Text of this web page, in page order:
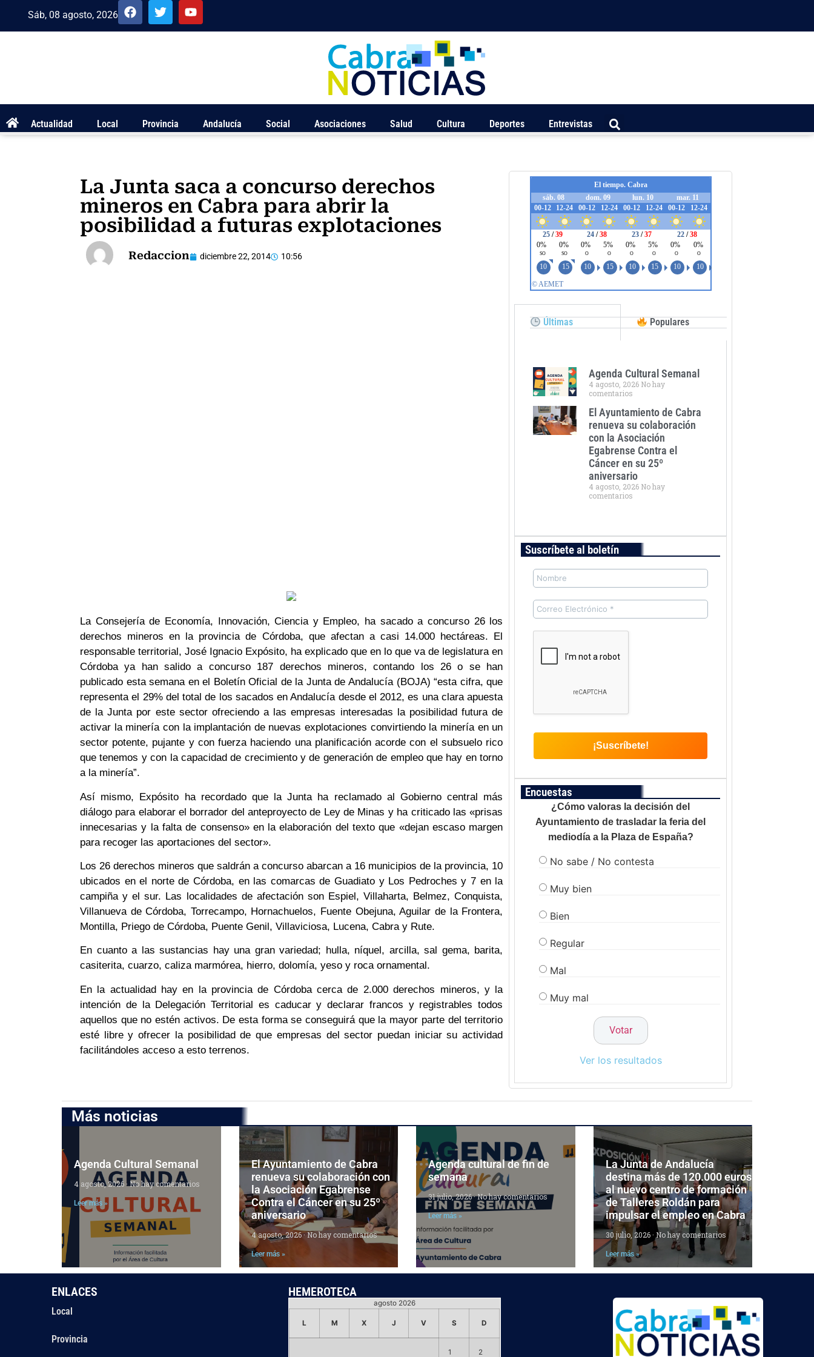
Sáb, 08 agosto, 2026
Actualidad Local Provincia Andalucía Social Asociaciones Salud Cultura Deportes Entrevistas
La Junta saca a concurso derechos
mineros en Cabra para abrir la
posibilidad a futuras explotaciones
Redaccion diciembre 22, 2014 10:56
La Consejería de Economía, Innovación, Ciencia y Empleo, ha sacado a concurso 26 los
derechos mineros en la provincia de Córdoba, que afectan a casi 14.000 hectáreas. El
responsable territorial, José Ignacio Expósito, ha explicado que en lo que va de legislatura en
Córdoba ya han salido a concurso 187 derechos mineros, contando los 26 o se han
publicado esta semana en el Boletín Oficial de la Junta de Andalucía (BOJA) “esta cifra, que
representa el 29% del total de los sacados en Andalucía desde el 2012, es una clara apuesta
de la Junta por este sector ofreciendo a las empresas interesadas la posibilidad futura de
activar la minería con la implantación de nuevas explotaciones convirtiendo la minería en un
sector potente, pujante y con fuerza haciendo una planificación acorde con el subsuelo rico
que tenemos y con la capacidad de crecimiento y de generación de empleo que hay en torno
a la minería”.
Así mismo, Expósito ha recordado que la Junta ha reclamado al Gobierno central más
diálogo para elaborar el borrador del anteproyecto de Ley de Minas y ha criticado las «prisas
innecesarias y la falta de consenso» en la elaboración del texto que «dejan escaso margen
para recoger las aportaciones del sector».
Los 26 derechos mineros que saldrán a concurso abarcan a 16 municipios de la provincia, 10
ubicados en el norte de Córdoba, en las comarcas de Guadiato y Los Pedroches y 7 en la
campiña y el sur. Las localidades de afectación son Espiel, Villaharta, Belmez, Conquista,
Villanueva de Córdoba, Torrecampo, Hornachuelos, Fuente Obejuna, Aguilar de la Frontera,
Montilla, Priego de Córdoba, Puente Genil, Villaviciosa, Lucena, Cabra y Rute.
En cuanto a las sustancias hay una gran variedad; hulla, níquel, arcilla, sal gema, barita,
casiterita, cuarzo, caliza marmórea, hierro, dolomía, yeso y roca ornamental.
En la actualidad hay en la provincia de Córdoba cerca de 2.000 derechos mineros, y la
intención de la Delegación Territorial es caducar y declarar francos y registrables todos
aquellos que no estén activos. De esta forma se conseguirá que la mayor parte del territorio
esté libre y ofrecer la posibilidad de que empresas del sector puedan iniciar su actividad
facilitándoles acceso a esto terrenos.
Últimas Populares
Agenda Cultural Semanal
4 agosto, 2026 No hay
comentarios
El Ayuntamiento de Cabra
renueva su colaboración
con la Asociación
Egabrense Contra el
Cáncer en su 25º
aniversario
4 agosto, 2026 No hay
comentarios
Suscríbete al boletín
Encuestas
¿Cómo valoras la decisión del
Ayuntamiento de trasladar la feria del
mediodía a la Plaza de España?
No sabe / No contesta
Muy bien
Bien
Regular
Mal
Muy mal
Ver los resultados
Más noticias
Agenda Cultural Semanal
4 agosto, 2026 No hay comentarios
Leer más »
El Ayuntamiento de Cabra
renueva su colaboración con
la Asociación Egabrense
Contra el Cáncer en su 25º
aniversario
4 agosto, 2026 No hay comentarios
Leer más »
Agenda cultural de fin de
semana
31 julio, 2026No hay comentarios
Leer más »
La Junta de Andalucía
destina más de 120.000 euros
al nuevo centro de formación
de Talleres Roldán para
impulsar el empleo en Cabra
30 julio, 2026 No hay comentarios
Leer más »
ENLACES
Local
Provincia
HEMEROTECA
agosto 2026
L M X J V S D
1 2